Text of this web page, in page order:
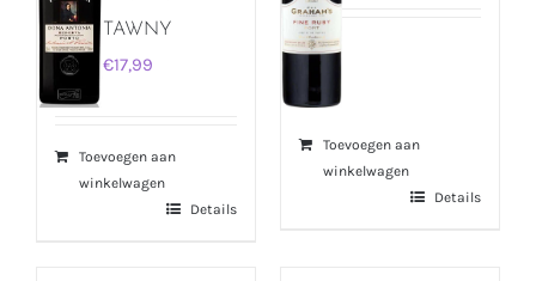
TAWNY
€17,99
Toevoegen aan
winkelwagen
Details
Toevoegen aan
winkelwagen
Details